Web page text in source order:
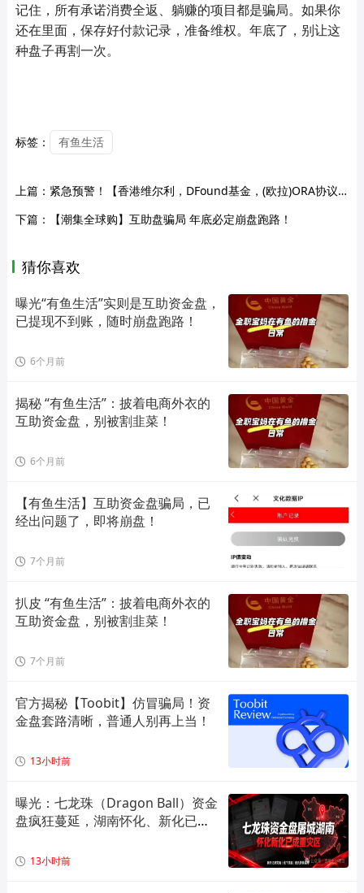
记住，所有承诺消费全返、躺赚的项目都是骗局。如果你
还在里面，保存好付款记录，准备维权。年底了，别让这
种盘子再割一次。
标签： 有鱼生活
上篇： 紧急预警！【香港维尔利，DFound基金，(欧拉)ORA协议，新永安国际，MUTUAL妙趣艺】这几个资金盘项目全是空气，别再当接盘侠！
下篇：
【潮集全球购】互助盘骗局 年底必定崩盘跑路！
猜你喜欢
曝光“有鱼生活”实则是互助资金盘，
已提现不到账，随时崩盘跑路！
6个月前
揭秘 “有鱼生活”：披着电商外衣的
互助资金盘，别被割韭菜！
6个月前
【有鱼生活】互助资金盘骗局，已
经出问题了，即将崩盘！
7个月前
扒皮 “有鱼生活”：披着电商外衣的
互助资金盘，别被割韭菜！
7个月前
官方揭秘【Toobit】仿冒骗局！资
金盘套路清晰，普通人别再上当！
13小时前
曝光：七龙珠（Dragon Ball）资金
盘疯狂蔓延，湖南怀化、新化已成
解预警！
13小时前